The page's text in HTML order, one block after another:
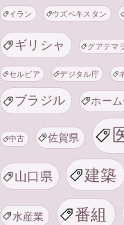
イラン ウズベキスタン
ギリシャ グアテマ
セルビア デジタル庁
ブラジル ホー
中古 佐賀県
山口県 建築
水産業 番組